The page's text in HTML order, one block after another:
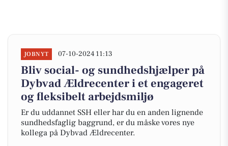
JOBNYT 07-10-2024 11:13
Bliv social- og sundhedshjælper på
Dybvad Ældrecenter i et engageret
og fleksibelt arbejdsmiljø
Er du uddannet SSH eller har du en anden lignende
sundhedsfaglig baggrund, er du måske vores nye
kollega på Dybvad Ældrecenter.